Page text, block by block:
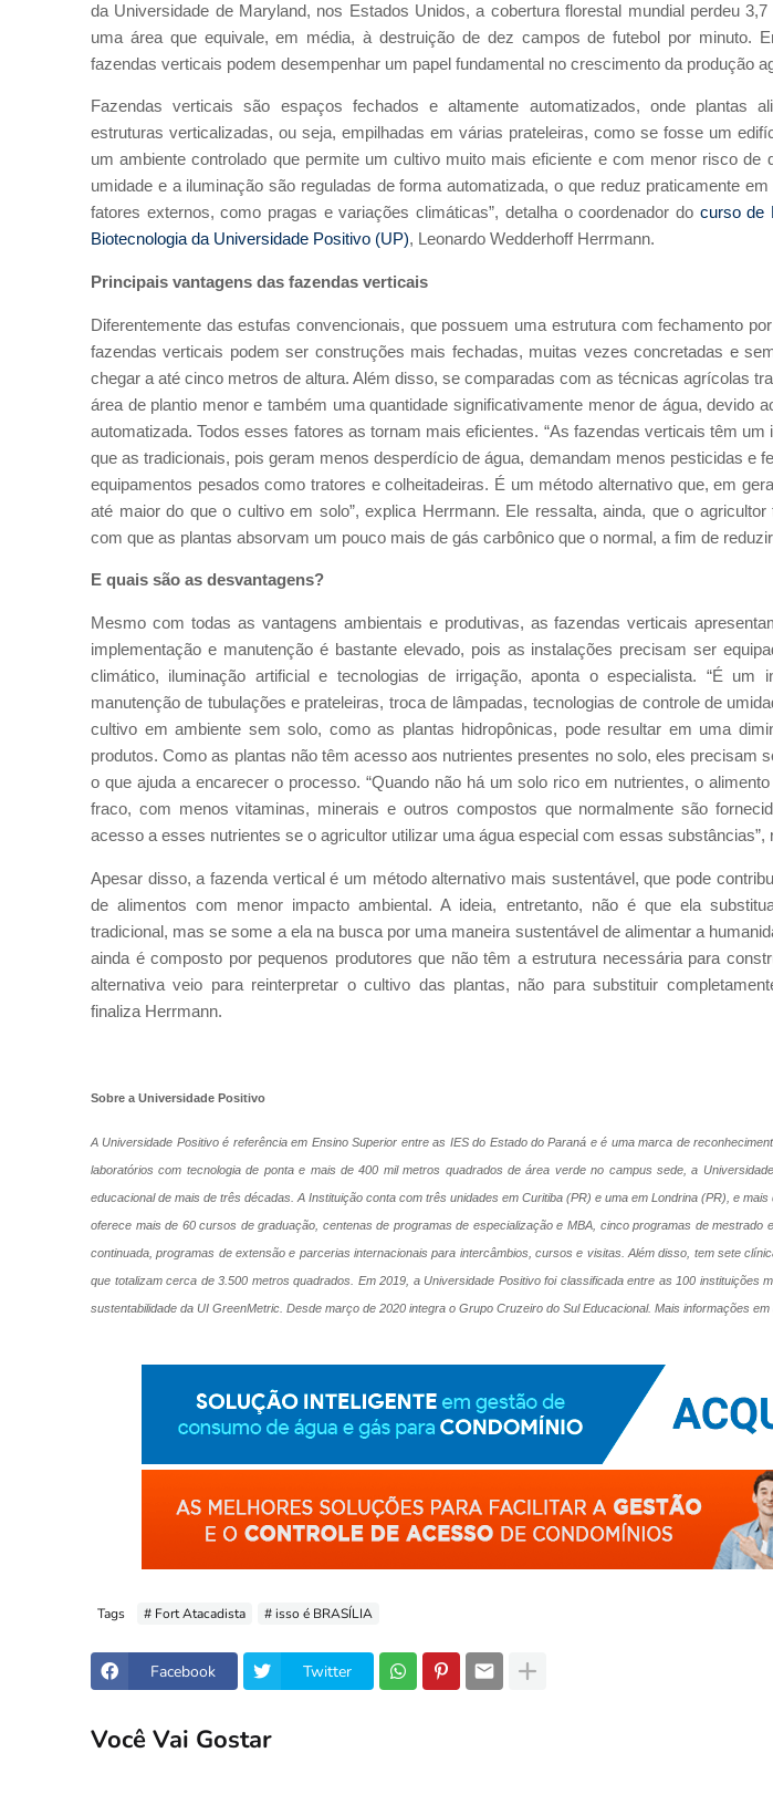
da Universidade de Maryland, nos Estados Unidos, a cobertura florestal mundial perdeu
uma área que equivale, em média, à destruição de dez campos de futebol por minuto.
fazendas verticais podem desempenhar um papel fundamental no crescimento da produção
Fazendas verticais são espaços fechados e altamente automatizados, onde plantas
estruturas verticalizadas, ou seja, empilhadas em várias prateleiras, como se fosse um
um ambiente controlado que permite um cultivo muito mais eficiente e com menor risco de
umidade e a iluminação são reguladas de forma automatizada, o que reduz praticamente
fatores externos, como pragas e variações climáticas”, detalha o coordenador do curso de
Biotecnologia da Universidade Positivo (UP), Leonardo Wedderhoff Herrmann.
Principais vantagens das fazendas verticais
Diferentemente das estufas convencionais, que possuem uma estrutura com fechamento
fazendas verticais podem ser construções mais fechadas, muitas vezes concretadas e
chegar a até cinco metros de altura. Além disso, se comparadas com as técnicas agrícolas
área de plantio menor e também uma quantidade significativamente menor de água, devido
automatizada. Todos esses fatores as tornam mais eficientes. “As fazendas verticais têm
que as tradicionais, pois geram menos desperdício de água, demandam menos pesticidas e
equipamentos pesados como tratores e colheitadeiras. É um método alternativo que, em
até maior do que o cultivo em solo”, explica Herrmann. Ele ressalta, ainda, que o
com que as plantas absorvam um pouco mais de gás carbônico que o normal, a fim de
E quais são as desvantagens?
Mesmo com todas as vantagens ambientais e produtivas, as fazendas verticais
implementação e manutenção é bastante elevado, pois as instalações precisam ser
climático, iluminação artificial e tecnologias de irrigação, aponta o especialista. “É um
manutenção de tubulações e prateleiras, troca de lâmpadas, tecnologias de controle de
cultivo em ambiente sem solo, como as plantas hidropônicas, pode resultar em uma
produtos. Como as plantas não têm acesso aos nutrientes presentes no solo, eles precisam
o que ajuda a encarecer o processo. “Quando não há um solo rico em nutrientes, o
fraco, com menos vitaminas, minerais e outros compostos que normalmente são
acesso a esses nutrientes se o agricultor utilizar uma água especial com essas substâncias”,
Apesar disso, a fazenda vertical é um método alternativo mais sustentável, que pode
de alimentos com menor impacto ambiental. A ideia, entretanto, não é que ela
tradicional, mas se some a ela na busca por uma maneira sustentável de alimentar a
ainda é composto por pequenos produtores que não têm a estrutura necessária para
alternativa veio para reinterpretar o cultivo das plantas, não para substituir
finaliza Herrmann.
Sobre a Universidade Positivo
A Universidade Positivo é referência em Ensino Superior entre as IES do Estado do Paraná e é uma marca de
laboratórios com tecnologia de ponta e mais de 400 mil metros quadrados de área verdeno campus sede, a
educacional de mais de três décadas. A Instituição conta com três unidades em Curitiba (PR) e uma em Londrina (PR), e mais
oferece mais de 60 cursos de graduação, centenas de programas de especialização e MBA, cinco programas de mestrado
continuada, programas de extensão e parcerias internacionais para intercâmbios, cursos e visitas. Além disso, tem sete
que totalizam cerca de 3.500 metros quadrados. Em 2019, a Universidade Positivo foi classificada entre as 100 instituições
sustentabilidade da UI GreenMetric. Desde março de 2020 integra o Grupo Cruzeiro do Sul Educacional. Mais informações em
Tags # Fort Atacadista # isso é BRASÍLIA
Facebook Twitter
Você Vai Gostar